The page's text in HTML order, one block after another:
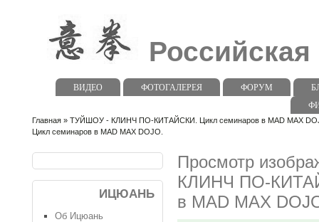
ВИДЕО ФОТОГАЛЕРЕЯ ФОРУМ
Главная » ТУЙШОУ - КЛИНЧ ПО-КИТАЙСКИ. Цикл семинаров в MAD MAX
Цикл семинаров в MAD MAX DOJO.
Просмотр
КЛИНЧ ПО-
в MAD MAX
ИЦЮАНЬ
Об Ицюань